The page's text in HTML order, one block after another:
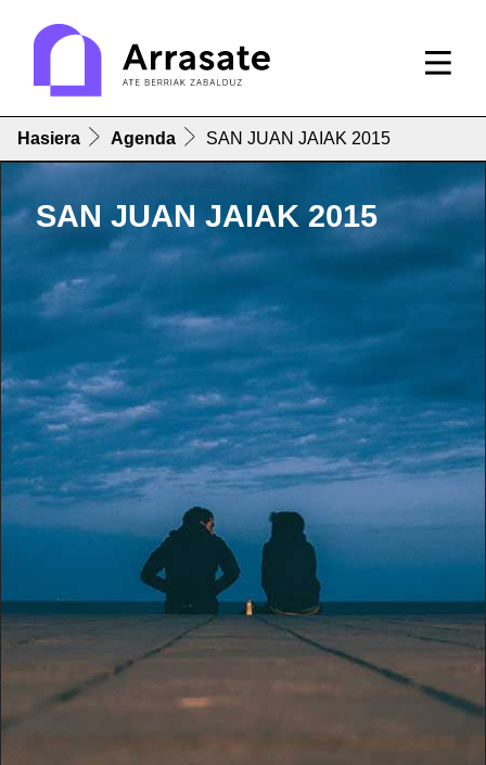
Hasiera Agenda SAN JUAN JAIAK 2015
SAN JUAN JAIAK 2015